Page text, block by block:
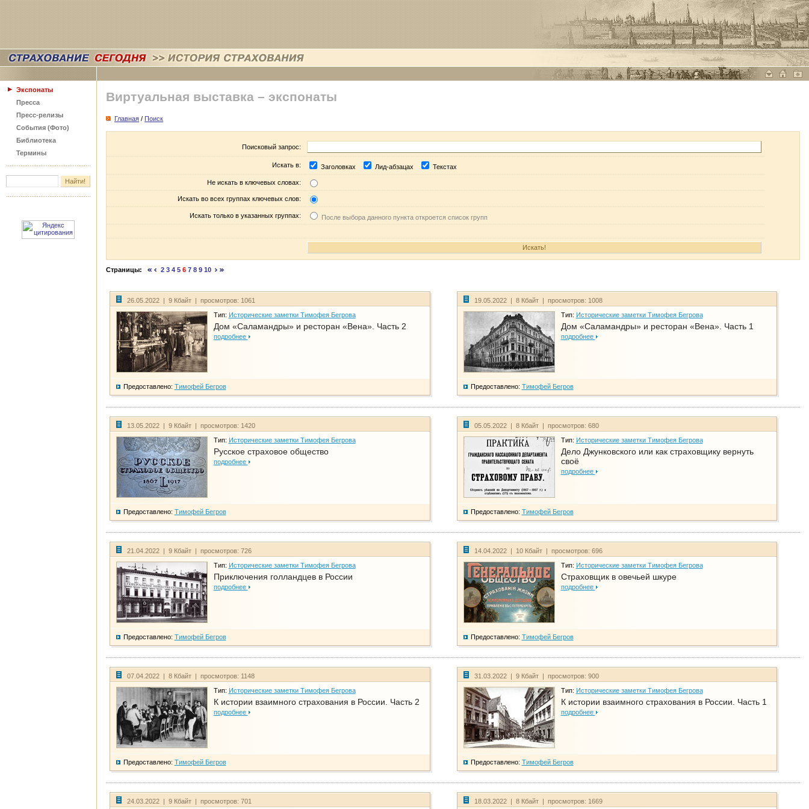
Экспонаты
Пресса
Пресс-релизы
События (Фото)
Библиотека
Термины
Виртуальная выставка – экспонаты
Главная / Поиск
Поисковый запрос:
Искать в: Заголовках Лид-абзацах Текстах
Не искать в ключевых словах:
Искать во всех группах ключевых слов:
Искать только в указанных группах: После выбора данного пункта откроется список групп
Страницы: 2 3 4 5 6 7 8 9 10
26.05.2022 | 9 Кбайт | просмотров: 1061
Тип: Исторические заметки Тимофея Бегрова
Дом «Саламандры» и ресторан «Вена». Часть 2
подробнее
Предоставлено: Тимофей Бегров
19.05.2022 | 8 Кбайт | просмотров: 1008
Тип: Исторические заметки Тимофея Бегрова
Дом «Саламандры» и ресторан «Вена». Часть 1
подробнее
Предоставлено: Тимофей Бегров
13.05.2022 | 9 Кбайт | просмотров: 1420
Тип: Исторические заметки Тимофея Бегрова
Русское страховое общество
подробнее
Предоставлено: Тимофей Бегров
05.05.2022 | 8 Кбайт | просмотров: 680
Тип: Исторические заметки Тимофея Бегрова
Дело Джунковского или как страховщику вернуть
своё
подробнее
Предоставлено: Тимофей Бегров
21.04.2022 | 9 Кбайт | просмотров: 726
Тип: Исторические заметки Тимофея Бегрова
Приключения голландцев в России
подробнее
Предоставлено: Тимофей Бегров
14.04.2022 | 10 Кбайт | просмотров: 696
Тип: Исторические заметки Тимофея Бегрова
Страховщик в овечьей шкуре
подробнее
Предоставлено: Тимофей Бегров
07.04.2022 | 8 Кбайт | просмотров: 1148
Тип: Исторические заметки Тимофея Бегрова
К истории взаимного страхования в России. Часть 2
подробнее
Предоставлено: Тимофей Бегров
31.03.2022 | 9 Кбайт | просмотров: 900
Тип: Исторические заметки Тимофея Бегрова
К истории взаимного страхования в России. Часть 1
подробнее
Предоставлено: Тимофей Бегров
24.03.2022 | 9 Кбайт | просмотров: 701 18.03.2022 | 8 Кбайт | просмотров: 1669